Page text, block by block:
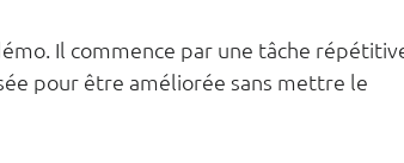
Il commence par une tâche
pour être améliorée sans mettre le